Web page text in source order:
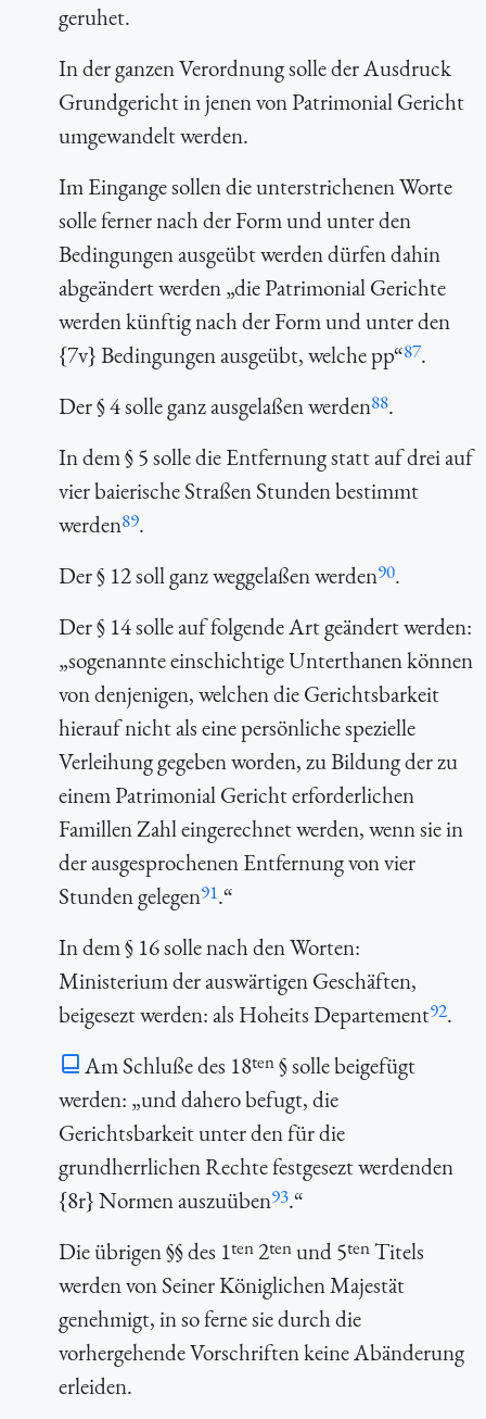
geruhet.
In der ganzen Verordnung solle der Ausdruck
Grundgerichtin jenen von Patrimonial Gericht
umgewandelt werden.
Im Eingange sollen die unterstrichenen Worte
solle ferner nach der Form und unter den
Bedingungen ausgeübt werden dürfendahin
abgeändert werden „die Patrimonial Gerichte
werden künftig nach der Form und unter den
{7v} Bedingungen ausgeübt, welche pp“87.
Der § 4 solle ganz ausgelaßen werden88.
In dem § 5 solle die Entfernung statt auf drei auf
vier baierische Straßen Stunden bestimmt
werden89.
Der § 12 soll ganz weggelaßen werden90.
Der § 14 solle auf folgende Art geändert werden:
„sogenannte einschichtige Unterthanen können
von denjenigen, welchen die Gerichtsbarkeit
hierauf nicht als eine persönliche spezielle
Verleihung gegeben worden, zu Bildung der zu
einem Patrimonial Gericht erforderlichen
Famillen Zahl eingerechnet werden, wenn sie in
der ausgesprochenen Entfernung von vier
Stunden gelegen91.“
In dem § 16 solle nach den Worten:
Ministerium der auswärtigen Geschäften,
beigesezt werden: als Hoheits Departement92.
Am Schluße des 18ten§ solle beigefügt
werden: „und dahero befugt, die
Gerichtsbarkeit unter den für die
grundherrlichen Rechte festgesezt werdenden
{8r} Normen auszuüben93.“
Die übrigen §§ des 1ten2tenund 5tenTitels
werden von Seiner Königlichen Majestät
genehmigt, in so ferne sie durch die
vorhergehende Vorschriften keine Abänderung
erleiden.